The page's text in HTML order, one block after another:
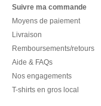
Suivre ma commande
Moyens de paiement
Livraison
Remboursements/retours
Aide & FAQs
Nos engagements
T-shirts en gros local